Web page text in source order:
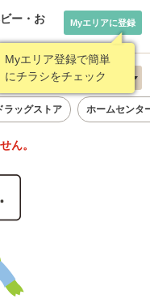
ー・お
Myエリア登録で簡単
にチラシをチェック
Myエリアに登録
おもちゃ 新着順
ラッグストア ホームセンタ
ん。